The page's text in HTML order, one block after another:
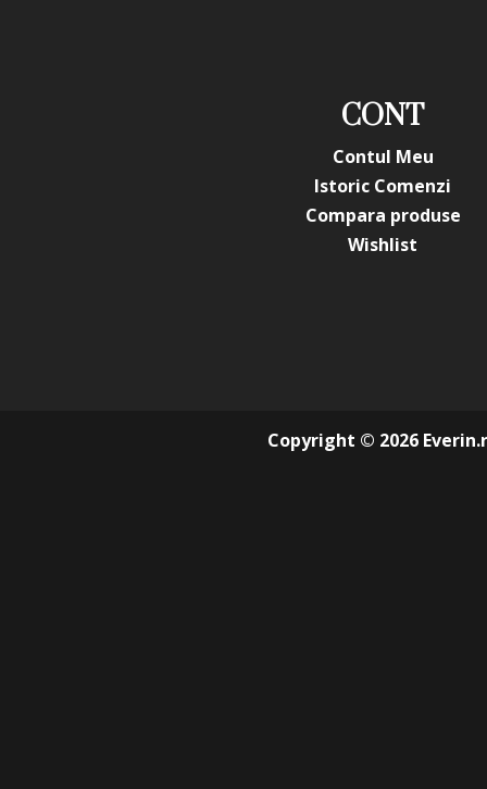
CONT
Contul Meu
Istoric Comenzi
Compara produse
Wishlist
Copyright © 2026